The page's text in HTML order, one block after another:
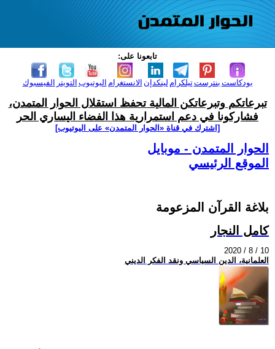
تابعونا على:
الفيسبوك التويتر اليوتيوب الانستغرام لينكدإن تيلكرامبنترست بودكاست
تبرعاتكم وتبرعاتكن المالية تحفظ استقلال الحوار المتمدن،
فشاركونا في دعم استمرارية هذا الفضاء اليساري الحر
[اشترك في قناة ‫«الحوار المتمدن» على اليوتيوب]
الحوار المتمدن - موبايل
الموقع الرئيسي
بلاغة القرآن المزعومة
كامل النجار
2020 / 8 / 10
العلمانية، الدين السياسي ونقد الفكر الديني